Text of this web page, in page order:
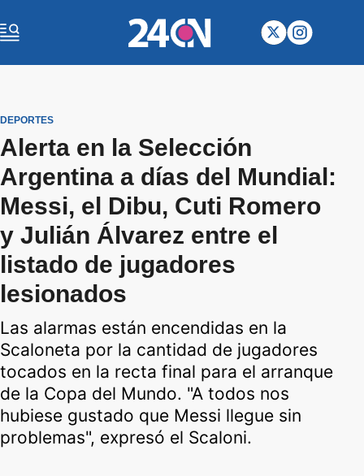
DEPORTES
Alerta en la Selección
Argentina a días del Mundial:
Messi, el Dibu, Cuti Romero
y Julián Álvarez entre el
listado de jugadores
lesionados
Las alarmas están encendidas en la
Scaloneta por la cantidad de jugadores
tocados en la recta final para el arranque
de la Copa del Mundo. "A todos nos
hubiese gustado que Messi llegue sin
problemas", expresó el Scaloni.